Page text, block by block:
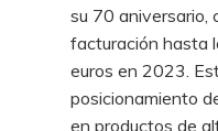
su 70 aniversario,
facturación hasta
euros en 2023.
posicionamiento
en productos de